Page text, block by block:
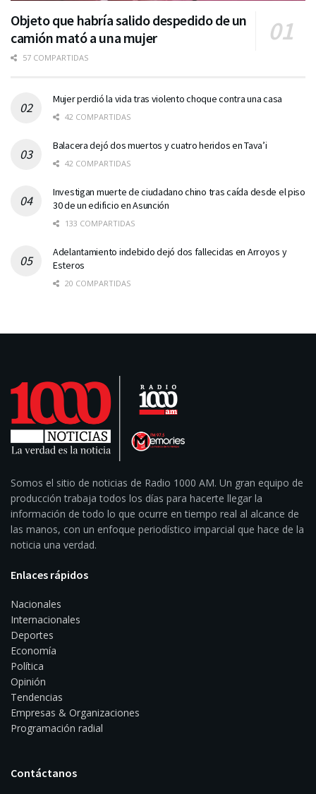
Objeto que habría salido despedido de un
camión mató a una mujer
57 COMPARTIDAS
Mujer perdió la vida tras violento choque contra una casa
42 COMPARTIDAS
Balacera dejó dos muertos y cuatro heridos en Tava’i
42 COMPARTIDAS
Investigan muerte de ciudadano chino tras caída desde el piso
30 de un edificio en Asunción
133 COMPARTIDAS
Adelantamiento indebido dejó dos fallecidas en Arroyos y
Esteros
20 COMPARTIDAS
Somos el sitio de noticias de Radio 1000 AM. Un gran equipo de
producción trabaja todos los días para hacerte llegar la
información de todo lo que ocurre en tiempo real al alcance de
las manos, con un enfoque periodístico imparcial que hace de la
noticia una verdad.
Enlaces rápidos
Nacionales
Internacionales
Deportes
Economía
Política
Opinión
Tendencias
Empresas & Organizaciones
Programación radial
Contáctanos